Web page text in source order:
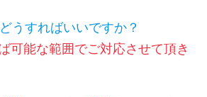
うすればいいですか？
可能な範囲でご対応させて頂き